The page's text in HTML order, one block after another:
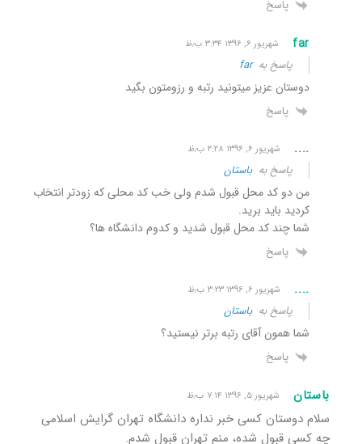
پاسخ
far شهریور ۶, ۱۳۹۶ ۳:۳۴ ب٫ظ
پاسخ بهfar
دوستان عزیز میتونید رتبه و رزومتون بگید
پاسخ
.... شهریور ۶, ۱۳۹۶ ۲:۲۸ ب٫ظ
پاسخ بهباستان
من دو کد محل قبول شدم ولی خب کد محلی که زودتر انتخاب
کردید باید برید.
شما چند کد محل قبول شدید و کدوم دانشگاه ها؟
پاسخ
.... شهریور ۶, ۱۳۹۶ ۳:۲۳ ب٫ظ
پاسخ بهباستان
شما همون آقای رتبه برتر نیستید؟
پاسخ
باستان شهریور ۵, ۱۳۹۶ ۷:۱۴ ب٫ظ
سلام دوستان کسی خبر نداره دانشگاه تهران گرایش اسلامی
چه کسی قبول شده، منم تهران قبول شدم.